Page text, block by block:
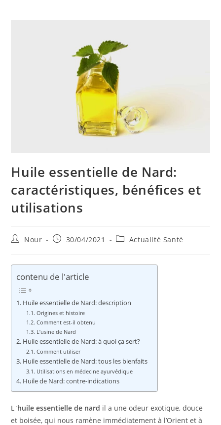
Huile essentielle de Nard:
caractéristiques, bénéfices et
utilisations
Auteur/autrice
publication :
Nour
Publication
30/04/2021
PostActualité Santé
contenu de l'article
Huile essentielle de Nard: description
Origines et histoire
Comment est-il obtenu
L’usine de Nard
Huile essentielle de Nard: à quoi ça sert?
Comment utiliser
Huile essentielle de Nard: tous les bienfaits
Utilisations en médecine ayurvédique
Huile de Nard: contre-indications
L ‘huile essentielle de nard il a une odeur exotique, douce
et boisée, qui nous ramène immédiatement à l’Orient et à